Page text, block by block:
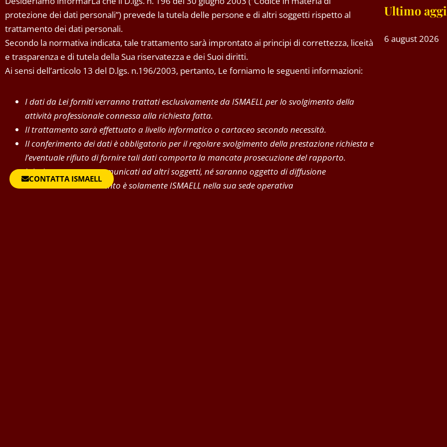
protezione dei dati personali”) prevede la tutela delle persone e di altri soggetti rispetto al
trattamento dei dati personali.
Secondo la normativa indicata, tale trattamento sarà improntato ai principi di correttezza, liceità
e trasparenza e di tutela della Sua riservatezza e dei Suoi diritti.
Ai sensi dell’articolo 13 del D.lgs. n.196/2003, pertanto, Le forniamo le seguenti informazioni:
I dati da Lei forniti verranno trattati esclusivamente da ISMAELL per lo svolgimento della
attività professionale connessa alla richiesta fatta.
Il trattamento sarà effettuato a livello informatico o cartaceo secondo necessità.
Il conferimento dei dati è obbligatorio per il regolare svolgimento della prestazione richiesta e
l’eventuale rifiuto di fornire tali dati comporta la mancata prosecuzione del rapporto.
I dati non saranno comunicati ad altri soggetti, né saranno oggetto di diffusione
Il titolare del trattamento è solamente ISMAELL nella sua sede operativa
Ultimo
6 august 2026
CONTATTA ISMAELL